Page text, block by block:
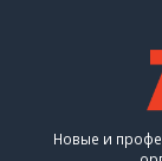
Новые и